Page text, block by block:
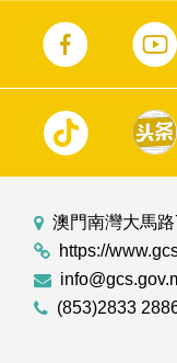
澳門南灣大馬
https://
(853)2833